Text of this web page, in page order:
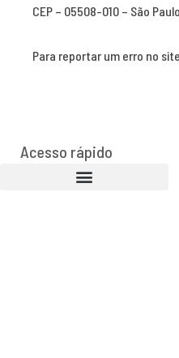
CEP – 05508-010 – São
Para reportar um erro no
Acesso rápido